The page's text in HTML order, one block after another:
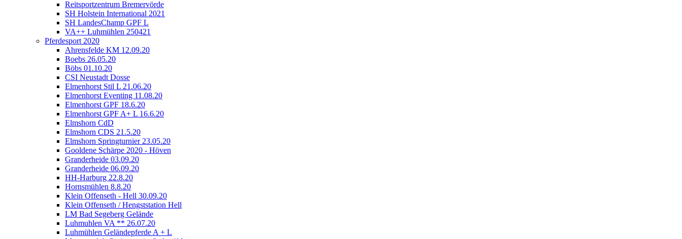
Reitsportzentrum Bremervörde
SH Holstein International 2021
SH LandesChamp GPF L
VA++ Luhmühlen 250421
Pferdesport 2020
Ahrensfelde KM 12.09.20
Boebs 26.05.20
Böbs 01.10.20
CSI Neustadt Dosse
Elmenhorst Stil L 21.06.20
Elmenhorst Eventing 11.08.20
Elmenhorst GPF 18.6.20
Elmenhorst GPF A+ L 16.6.20
Elmshorn CdD
Elmshorn CDS 21.5.20
Elmshorn Springturnier 23.05.20
Gooldene Schärpe 2020 - Höven
Granderheide 03.09.20
Granderheide 06.09.20
HH-Harburg 22.8.20
Hornsmühlen 8.8.20
Klein Offenseth - Hell 30.09.20
Klein Offenseth / Hengststation Hell
LM Bad Segeberg Gelände
Luhmuhlen VA ** 26.07.20
Luhmühlen Geländepferde A + L